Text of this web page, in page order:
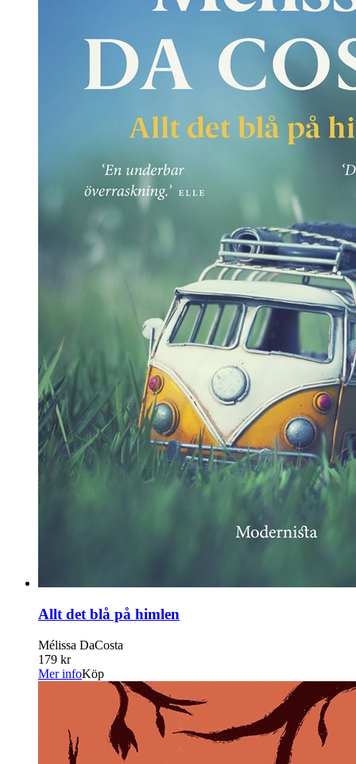
Allt det blå på himlen
Mélissa DaCosta
179 kr
Mer infoKöp